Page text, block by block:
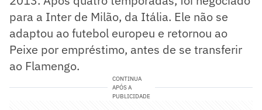
para a Inter de Milão, da Itália. Ele não se
adaptou ao futebol europeu e retornou ao
Peixe por empréstimo, antes de se transferir
ao Flamengo.
CONTINUA
APÓS A
PUBLICIDADE